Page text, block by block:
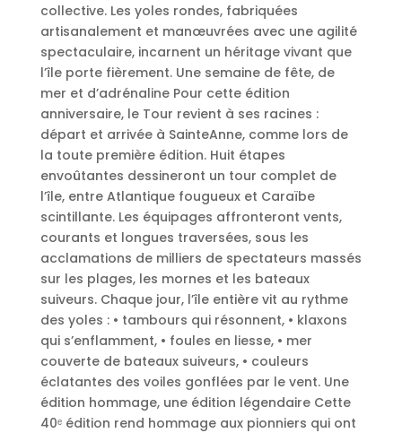
collective. Les yoles rondes, fabriquées
artisanalement et manœuvrées avec une agilité
spectaculaire, incarnent un héritage vivant que
l’île porte fièrement. Une semaine de fête, de
mer et d’adrénaline Pour cette édition
anniversaire, le Tour revient à ses racines :
départ et arrivée à SainteAnne, comme lors de
la toute première édition. Huit étapes
envoûtantes dessineront un tour complet de
l’île, entre Atlantique fougueux et Caraïbe
scintillante. Les équipages affronteront vents,
courants et longues traversées, sous les
acclamations de milliers de spectateurs massés
sur les plages, les mornes et les bateaux
suiveurs. Chaque jour, l’île entière vit au rythme
des yoles : • tambours qui résonnent, • klaxons
qui s’enflamment, • foules en liesse, • mer
couverte de bateaux suiveurs, • couleurs
éclatantes des voiles gonflées par le vent. Une
édition hommage, une édition légendaire Cette
40ᵉ édition rend hommage aux pionniers qui ont